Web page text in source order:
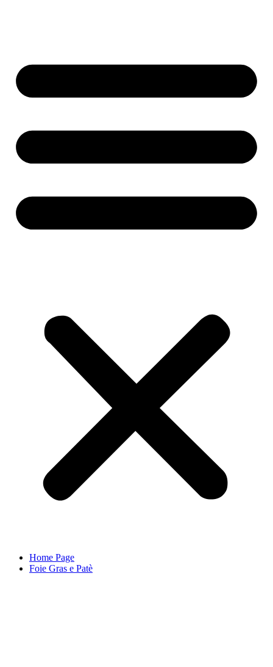
Home Page
Foie Gras e Patè